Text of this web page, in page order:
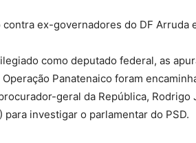
ex-governadores do DF Arruda
como deputado federal, as
Panatenaico foram
geral da República, Rodrigo
investigar o parlamentar do PSD.